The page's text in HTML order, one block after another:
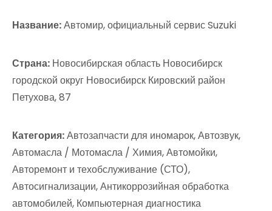
Название:Автомир, официальный сервис Suzuki
Страна: Новосибирская область Новосибирск
городской округ Новосибирск Кировский район
Петухова, 87
Категория:Автозапчасти для иномарок, Автозвук,
Автомасла / Мотомасла / Химия, Автомойки,
Авторемонт и техобслуживание (СТО),
Автосигнализации, Антикоррозийная обработка
автомобилей, Компьютерная диагностика